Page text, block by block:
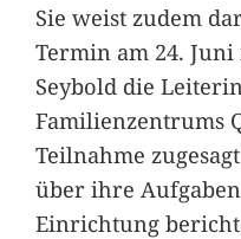
Sie weist zudem
Termin am 24. Juni
Seybold die
Familienzentrums
Teilnahme
über ihre
Einrichtung